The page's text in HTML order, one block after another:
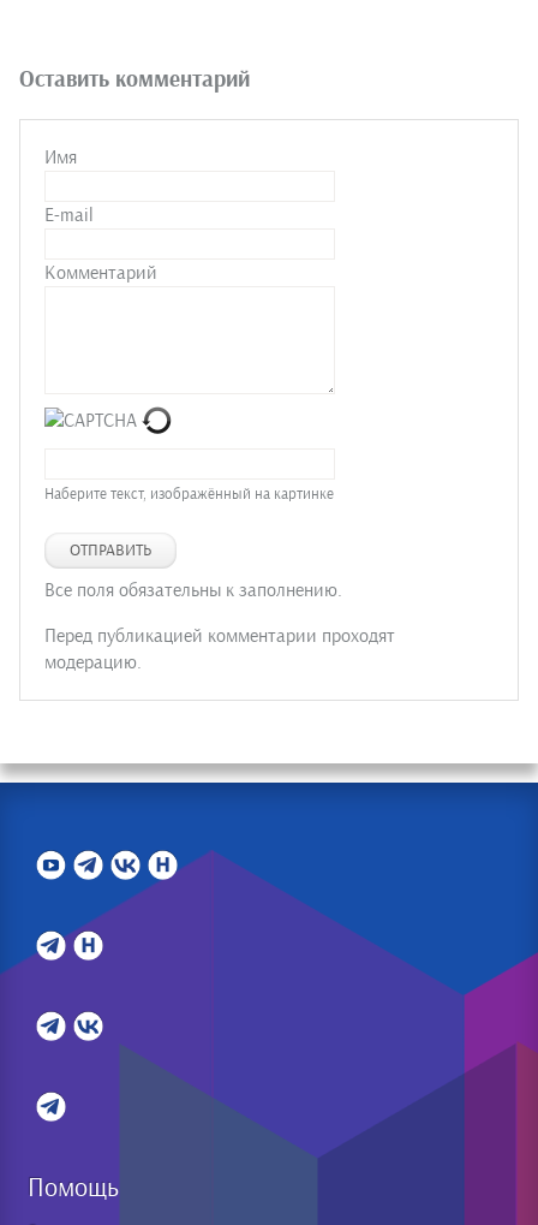
Оставить комментарий
Имя
E-mail
Комментарий
Наберите текст, изображённый на картинке
ОТПРАВИТЬ
Все поля обязательны к заполнению.
Перед публикацией комментарии проходят
модерацию.
Помощь